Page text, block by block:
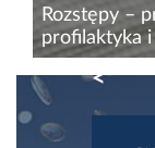
Rozstępy –
profilaktyka i
Rozstępy to
pasma
Wyglądem